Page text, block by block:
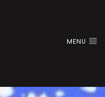
MENU